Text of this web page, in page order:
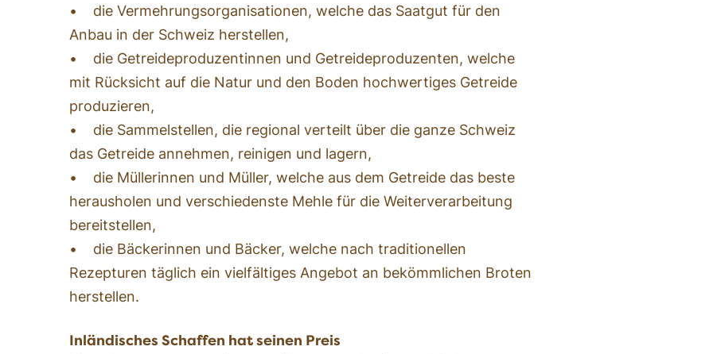
• die Vermehrungsorganisationen, welche das Saatgut für den
Anbau in der Schweiz herstellen,
• die Getreideproduzentinnen und Getreideproduzenten, welche
mit Rücksicht auf die Natur und den Boden hochwertiges Getreide
produzieren,
• die Sammelstellen, die regional verteilt über die ganze Schweiz
das Getreide annehmen, reinigen und lagern,
• die Müllerinnen und Müller, welche aus dem Getreide das beste
herausholen und verschiedenste Mehle für die Weiterverarbeitung
bereitstellen,
• die Bäckerinnen und Bäcker, welche nach traditionellen
Rezepturen täglich ein vielfältiges Angebot an bekömmlichen Broten
herstellen.
Inländisches Schaffen hat seinen Preis